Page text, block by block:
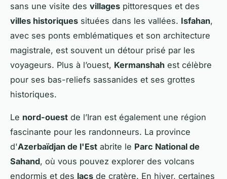
sans une visite des villages pittoresques et des
villes historiques situées dans les vallées. Isfahan,
avec ses ponts emblématiques et son architecture
magistrale, est souvent un détour prisé par les
voyageurs. Plus à l’ouest, Kermanshah est célèbre
pour ses bas-reliefs sassanides et ses grottes
historiques.
Le nord-ouest de l’Iran est également une région
fascinante pour les randonneurs. La province
d'Azerbaïdjan de l'Est abrite le Parc National de
Sahand, où vous pouvez explorer des volcans
endormis et des lacs de cratère. En hiver, certaines